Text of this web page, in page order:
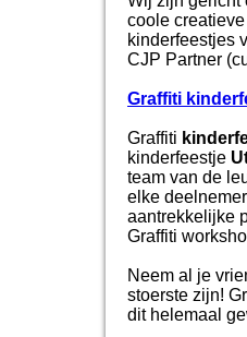
coole
kinderfeestjes
CJP Partner
Graffiti
Graffiti
kinderfeestje
team van de
elke
aantrekkelijke
Graffiti
Neem al je
stoerste zijn!
dit helemaal